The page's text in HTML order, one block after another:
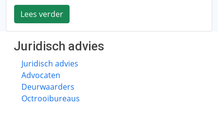
Lees verder
Juridisch advies
Juridisch advies
Advocaten
Deurwaarders
Octrooibureaus